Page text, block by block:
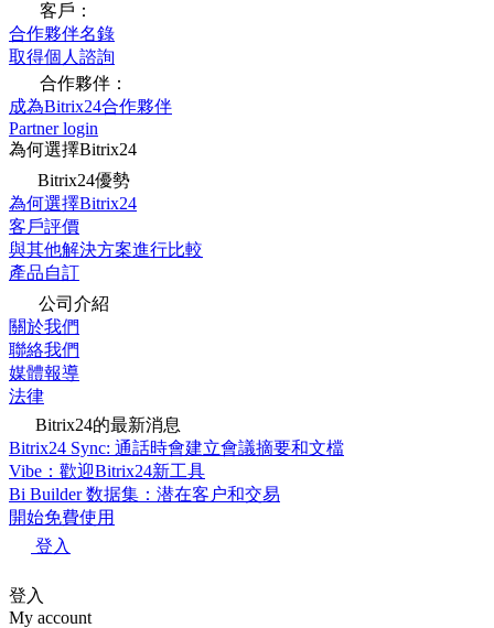
客戶：
合作夥伴名錄
取得個人諮詢
合作夥伴：
成為Bitrix24合作夥伴
Partner login
為何選擇Bitrix24
Bitrix24優勢
為何選擇Bitrix24
客戶評價
與其他解決方案進行比較
產品自訂
公司介紹
關於我們
聯絡我們
媒體報導
法律
Bitrix24的最新消息
Bitrix24 Sync: 通話時會建立會議摘要和文檔
Vibe：歡迎Bitrix24新工具
Bi Builder 数据集：潜在客户和交易
開始免費使用
登入
登入
My account